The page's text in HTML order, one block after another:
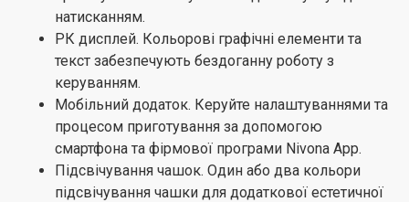
натисканням.
РК дисплей. Кольорові графічні елементи та
текст забезпечують бездоганну роботу з
керуванням.
Мобільний додаток. Керуйте налаштуваннями та
процесом приготування за допомогою
смартфона та фірмової програми Nivona App.
Підсвічування чашок. Один або два кольори
підсвічування чашки для додаткової естетичної